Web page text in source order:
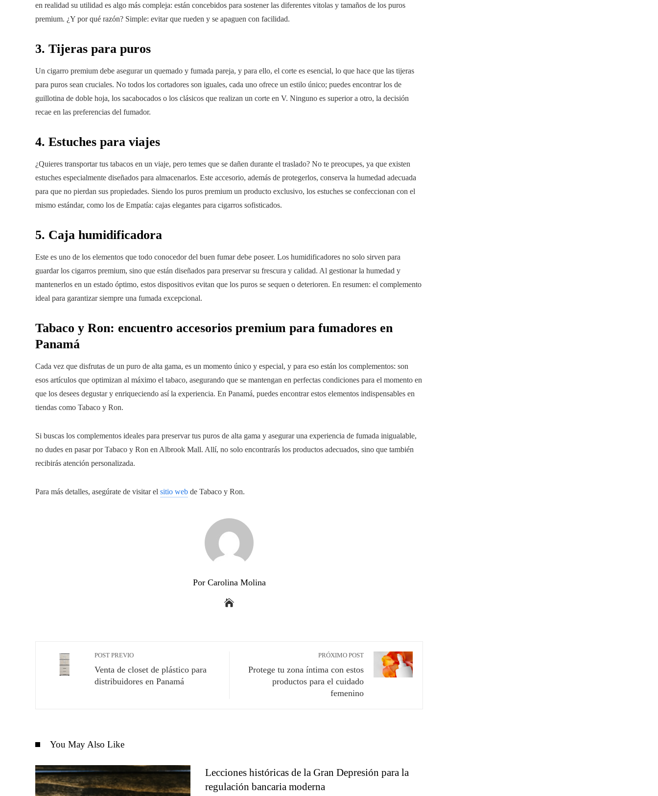
en realidad su utilidad es algo más compleja: están concebidos para sostener las diferentes vitolas y tamaños de los puros
premium. ¿Y por qué razón? Simple: evitar que rueden y se apaguen con facilidad.
3. Tijeras para puros
Un cigarro premium debe asegurar un quemado y fumada pareja, y para ello, el corte es esencial, lo que hace que las tijeras
para puros sean cruciales. No todos los cortadores son iguales, cada uno ofrece un estilo único; puedes encontrar los de
guillotina de doble hoja, los sacabocados o los clásicos que realizan un corte en V. Ninguno es superior a otro, la decisión
recae en las preferencias del fumador.
4. Estuches para viajes
¿Quieres transportar tus tabacos en un viaje, pero temes que se dañen durante el traslado? No te preocupes, ya que existen
estuches especialmente diseñados para almacenarlos. Este accesorio, además de protegerlos, conserva la humedad adecuada
para que no pierdan sus propiedades. Siendo los puros premium un producto exclusivo, los estuches se confeccionan con el
mismo estándar, como los de Empatía: cajas elegantes para cigarros sofisticados.
5. Caja humidificadora
Este es uno de los elementos que todo conocedor del buen fumar debe poseer. Los humidificadores no solo sirven para
guardar los cigarros premium, sino que están diseñados para preservar su frescura y calidad. Al gestionar la humedad y
mantenerlos en un estado óptimo, estos dispositivos evitan que los puros se sequen o deterioren. En resumen: el complemento
ideal para garantizar siempre una fumada excepcional.
Tabaco y Ron: encuentro accesorios premium para fumadores en
Panamá
Cada vez que disfrutas de un puro de alta gama, es un momento único y especial, y para eso están los complementos: son
esos artículos que optimizan al máximo el tabaco, asegurando que se mantengan en perfectas condiciones para el momento en
que los desees degustar y enriqueciendo así la experiencia. En Panamá, puedes encontrar estos elementos indispensables en
tiendas como Tabaco y Ron.
Si buscas los complementos ideales para preservar tus puros de alta gama y asegurar una experiencia de fumada inigualable,
no dudes en pasar por Tabaco y Ron en Albrook Mall. Allí, no solo encontrarás los productos adecuados, sino que también
recibirás atención personalizada.
Para más detalles, asegúrate de visitar el sitio web de Tabaco y Ron.
Por Carolina Molina
POST PREVIO
Venta de closet de plástico para
distribuidores en Panamá
PRÓXIMO POST
Protege tu zona íntima con estos
productos para el cuidado
femenino
You May Also Like
Lecciones históricas de la Gran Depresión para la
regulación bancaria moderna